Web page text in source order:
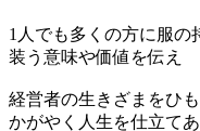
1人でも多くの方に服の
装う意味や価値を伝え
経営者の生きざまをひ
かがやく人生を仕立て